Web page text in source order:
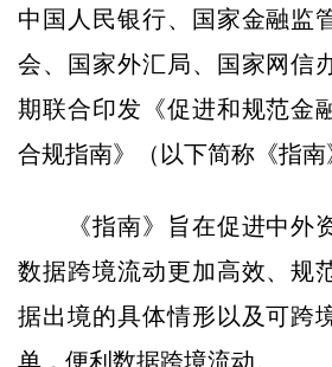
中国人民银行、国家金融监
会、国家外汇局、国家网信
期联合印发《促进和规范金
合规指南》（以下简称《指南
《指南》旨在促进中外
数据跨境流动更加高效、规
据出境的具体情形以及可跨
单，便利数据跨境流动。